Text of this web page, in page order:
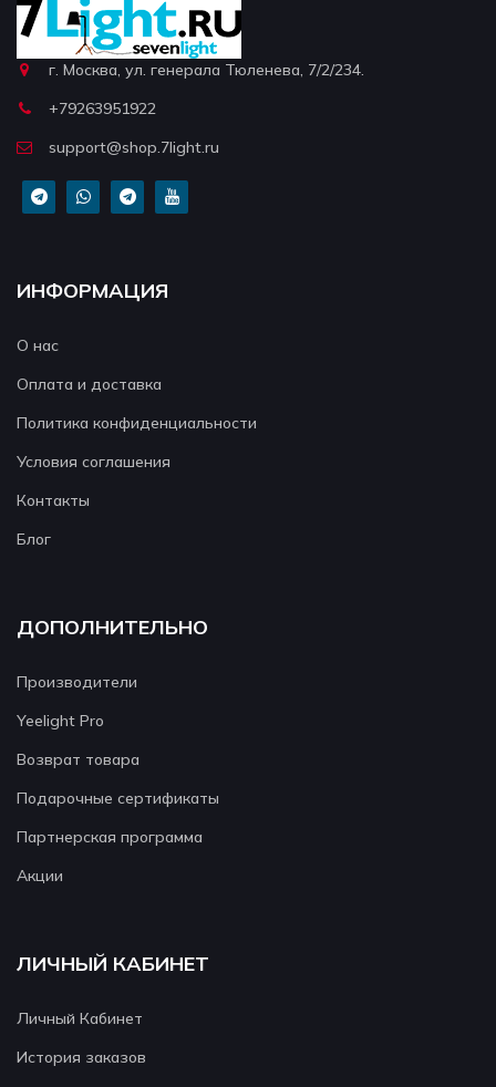
г. Москва, ул. генерала Тюленева, 7/2/234.
+79263951922
support@shop.7light.ru
ИНФОРМАЦИЯ
О нас
Оплата и доставка
Политика конфиденциальности
Условия соглашения
Контакты
Блог
ДОПОЛНИТЕЛЬНО
Производители
Yeelight Pro
Возврат товара
Подарочные сертификаты
Партнерская программа
Акции
ЛИЧНЫЙ КАБИНЕТ
Личный Кабинет
История заказов